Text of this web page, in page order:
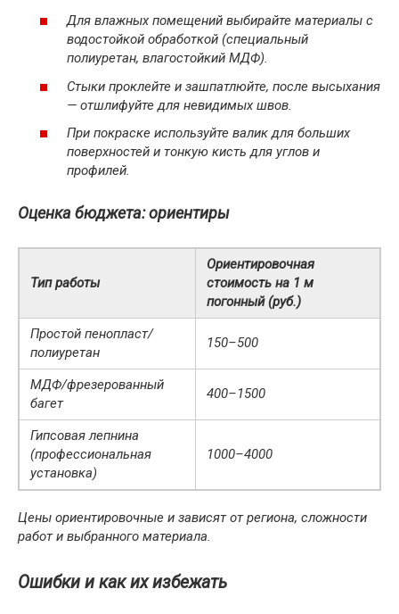
Для влажных помещений выбирайте материалы с
водостойкой обработкой (специальный
полиуретан, влагостойкий МДФ).
Стыки проклейте и зашпатлюйте, после высыхания
— отшлифуйте для невидимых швов.
При покраске используйте валик для больших
поверхностей и тонкую кисть для углов и
профилей.
Оценка бюджета: ориентиры
Тип работы
Ориентировочная
стоимость на 1 м
погонный (руб.)
Простой пенопласт/
полиуретан
150–500
МДФ/фрезерованный
багет
400–1500
Гипсовая лепнина
(профессиональная
установка)
1000–4000
Цены ориентировочные и зависят от региона, сложности
работ и выбранного материала.
Ошибки и как их избежать